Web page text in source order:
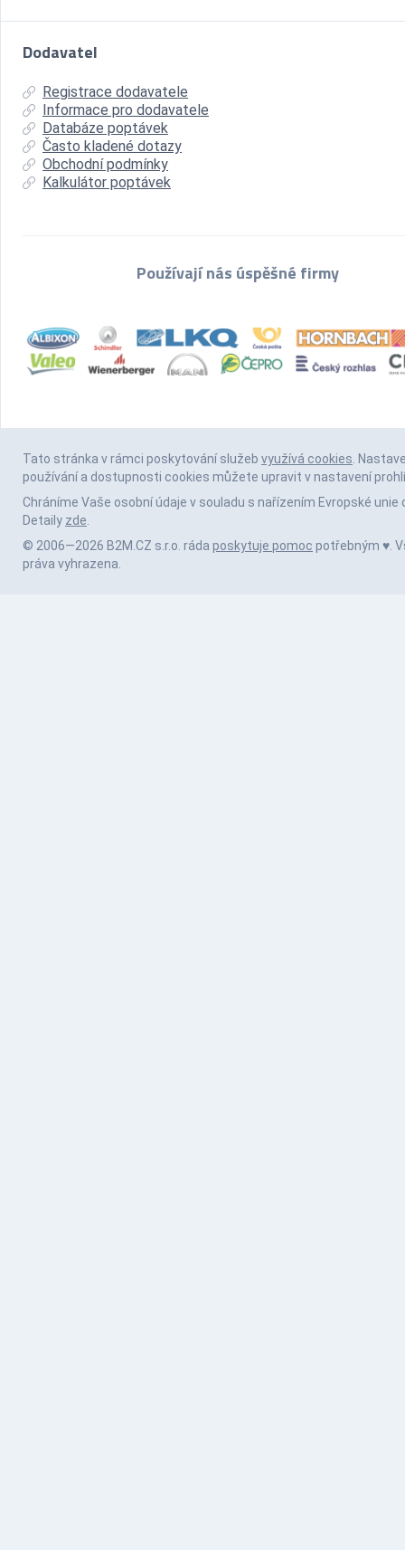
Dodavatel
Registrace dodavatele
Informace pro dodavatele
Databáze poptávek
Často kladené dotazy
Obchodní podmínky
Kalkulátor poptávek
Používají nás úspěšné firmy
Tato stránka v rámci poskytování služeb využívá cookies .
používání a dostupnosti cookies můžete upravit v nastavení
Chráníme Vaše osobní údaje v souladu s nařízením Evropské unie
Detaily zde
© 2006—2026 B2M.CZ s.r.o. ráda poskytuje pomoc potřebným ♥️.
práva vyhrazena.